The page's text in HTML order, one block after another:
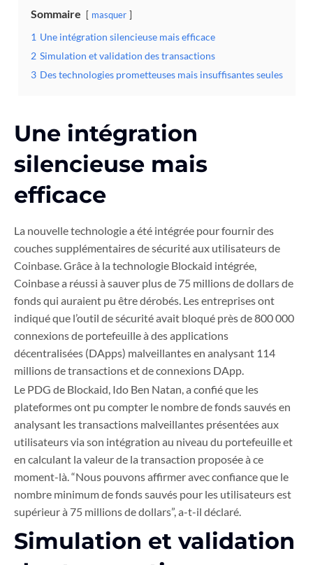
Sommaire masquer
1 Une intégration silencieuse mais efficace
2 Simulation et validation des transactions
3 Des technologies prometteuses mais insuffisantes seules
Une intégration
silencieuse mais
efficace
La nouvelle technologie a été intégrée pour fournir des
couches supplémentaires de sécurité aux utilisateurs de
Coinbase. Grâce à la technologie Blockaid intégrée,
Coinbase a réussi à sauver plus de 75 millions de dollars de
fonds qui auraient pu être dérobés. Les entreprises ont
indiqué que l’outil de sécurité avait bloqué près de 800 000
connexions de portefeuille à des applications
décentralisées (DApps) malveillantes en analysant 114
millions de transactions et de connexions DApp.
Le PDG de Blockaid, Ido Ben Natan, a confié que les
plateformes ont pu compter le nombre de fonds sauvés en
analysant les transactions malveillantes présentées aux
utilisateurs via son intégration au niveau du portefeuille et
en calculant la valeur de la transaction proposée à ce
moment-là. “Nous pouvons affirmer avec confiance que le
nombre minimum de fonds sauvés pour les utilisateurs est
supérieur à 75 millions de dollars”, a-t-il déclaré.
Simulation et validation